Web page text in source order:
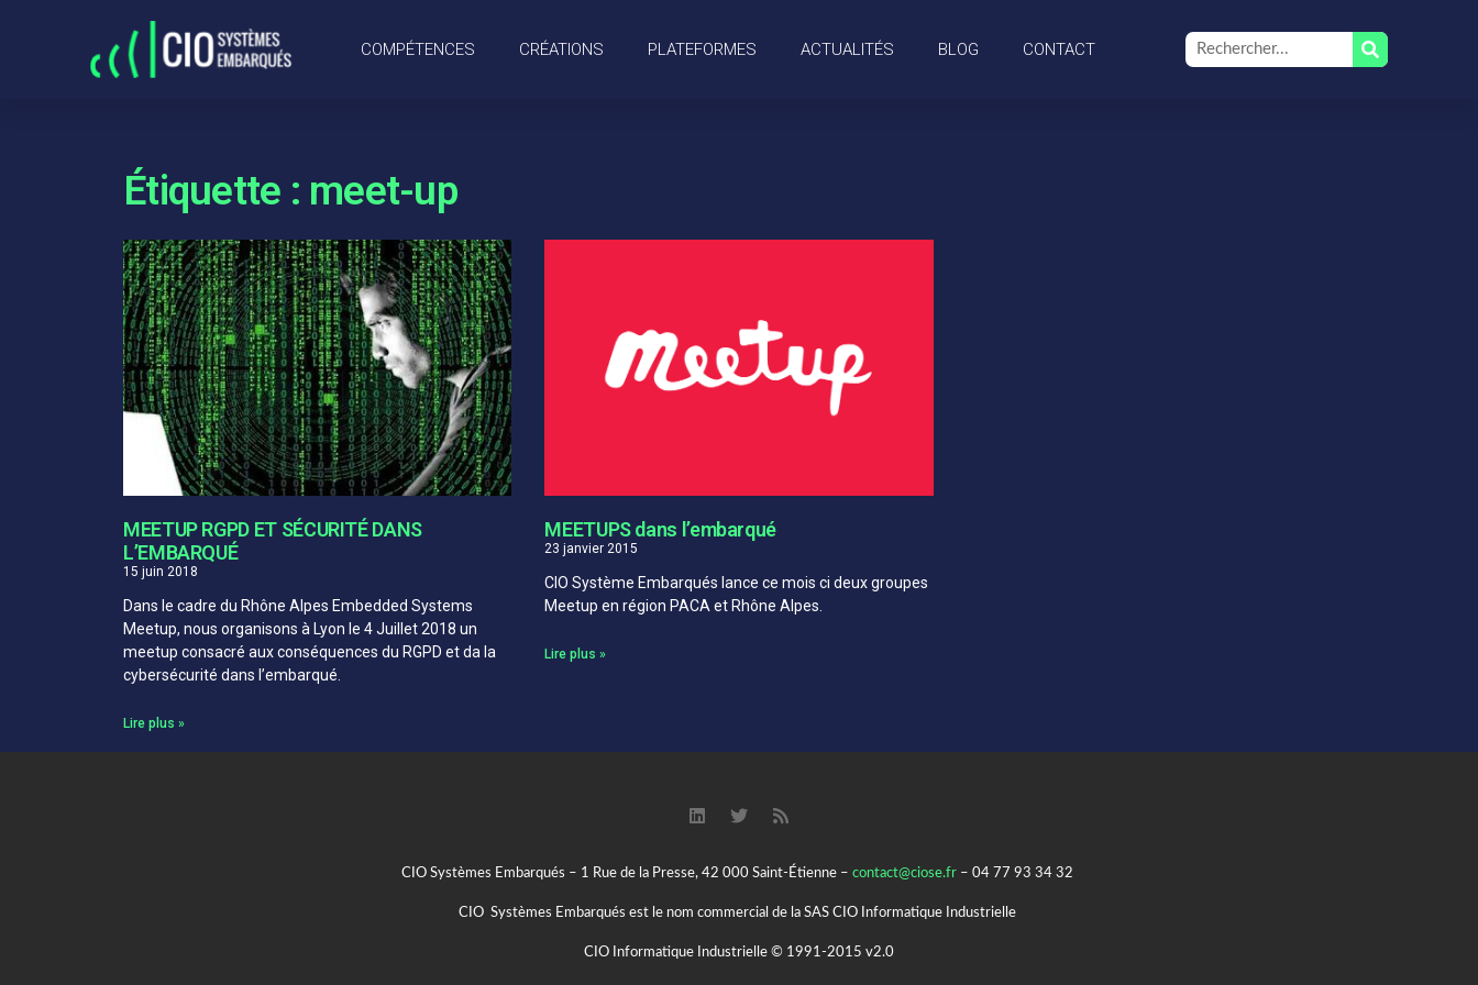
COMPÉTENCES CRÉATIONS PLATEFORMES ACTUALITÉS BLOG CONTACT
Étiquette : meet-up
MEETUP RGPD ET SÉCURITÉ DANS
L’EMBARQUÉ
15 juin 2018
Dans le cadre du Rhône Alpes Embedded Systems
Meetup, nous organisons à Lyon le 4 Juillet 2018 un
meetup consacré aux conséquences du RGPD et da la
cybersécurité dans l’embarqué.
Lire plus »
MEETUPS dans l’embarqué
23 janvier 2015
CIO Système Embarqués lance ce mois ci deux groupes
Meetup en région PACA et Rhône Alpes.
Lire plus »
CIO Systèmes Embarqués – 1 Rue de la Presse, 42 000 Saint-Étienne – contact@ciose.fr – 04 77 93 34 32
CIO Systèmes Embarqués est le nom commercial de la SAS CIO Informatique Industrielle
CIO Informatique Industrielle © 1991-2015 v2.0